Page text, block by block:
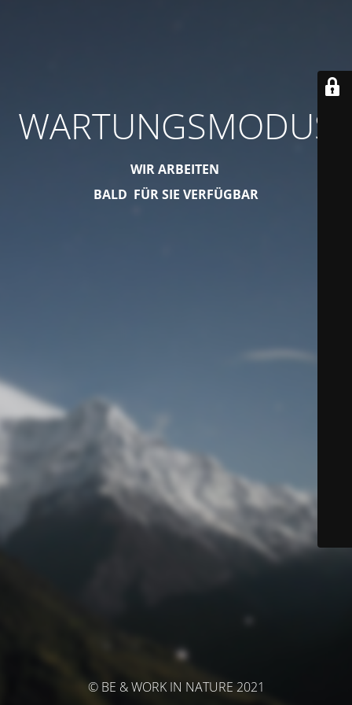
WARTUNGSMODUS
WIR ARBEITEN
BALD FÜR SIE VERFÜGBAR
© BE & WORK IN NATURE 2021